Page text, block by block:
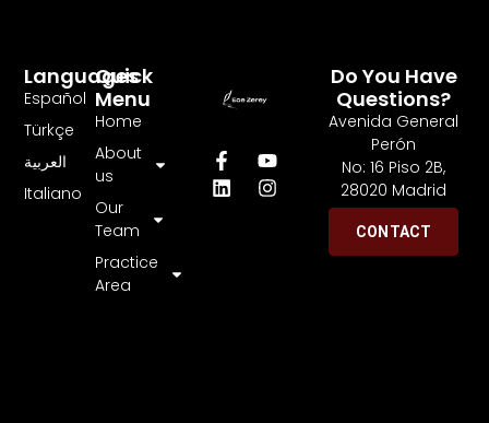
Quick
Menu
Home
About
us
Our
Team
Practice
Area
Languages
Español
Türkçe
العربية
Italiano
Do You Have
Questions?
Avenida General
Perón
No: 16 Piso 2B,
28020 Madrid
CONTACT